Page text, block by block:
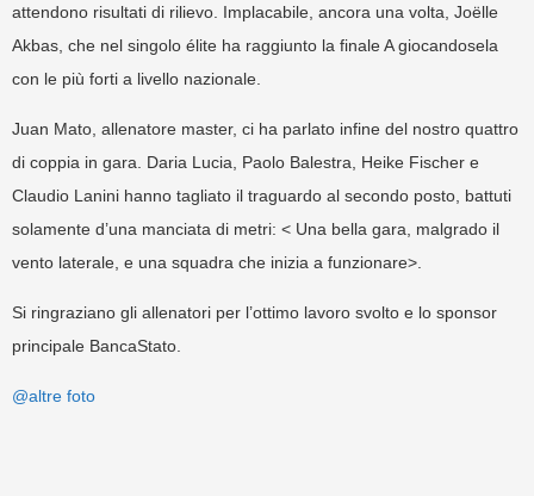
attendono risultati di rilievo. Implacabile, ancora una volta, Joëlle
Akbas, che nel singolo élite ha raggiunto la finale A giocandosela
con le più forti a livello nazionale.
Juan Mato, allenatore master, ci ha parlato infine del nostro quattro
di coppia in gara. Daria Lucia, Paolo Balestra, Heike Fischer e
Claudio Lanini hanno tagliato il traguardo al secondo posto, battuti
solamente d’una manciata di metri: < Una bella gara, malgrado il
vento laterale, e una squadra che inizia a funzionare>.
Si ringraziano gli allenatori per l’ottimo lavoro svolto e lo sponsor
principale BancaStato.
@altre foto